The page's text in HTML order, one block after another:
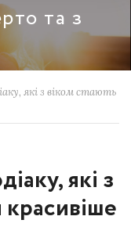
та з
які з віком стають
які з
красивіше